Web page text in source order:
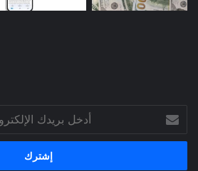
بريدك
الإلكتروني